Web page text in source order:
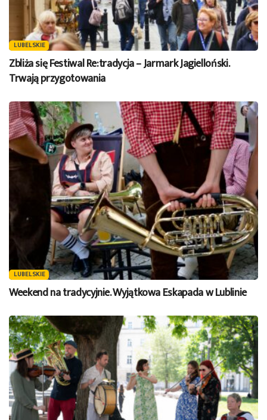
LUBELSKIE
Zbliża się Festiwal Re:tradycja – Jarmark Jagielloński.
Trwają przygotowania
LUBELSKIE
Weekend na tradycyjnie. Wyjątkowa Eskapada w Lublinie